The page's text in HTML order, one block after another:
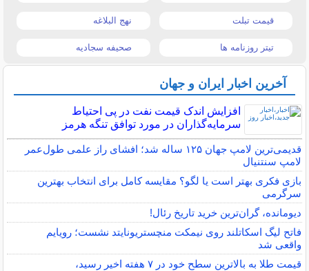
قیمت تبلت نهج البلاغه
تیتر روزنامه ها صحیفه سجادیه
آخرین اخبار ایران و جهان
افزایش اندک قیمت نفت در پی احتیاط
سرمایه‌گذاران در مورد توافق تنگه هرمز
قدیمی‌ترین لامپ جهان ۱۲۵ ساله شد؛ افشای راز علمی طول‌عمر
لامپ سنتنیال
بازی فکری بهتر است یا لگو؟ مقایسه کامل برای انتخاب بهترین
سرگرمی
دیومانده، گران‌ترین خرید تاریخ رئال!
فاتح لیگ اسکاتلند روی نیمکت منچستریونایتد نشست؛ رویایم
واقعی شد
قیمت طلا به بالاترین سطح خود در ۷ هفته اخیر رسید،